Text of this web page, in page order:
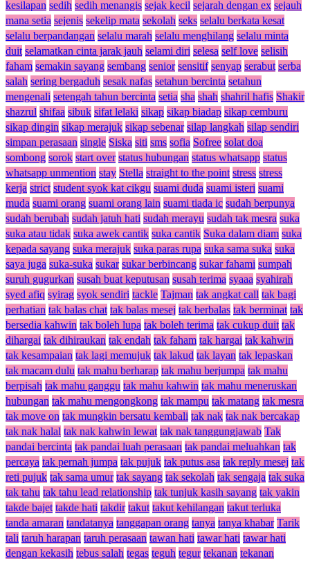
kesilapan sedih sedih menangis sejak kecil sejarah dengan ex sejauh
mana setia sejenis sekelip mata sekolah seks selalu berkata kesat
selalu berpandangan selalu marah selalu menghilang selalu minta
duit selamatkan cinta jarak jauh selami diri selesa self love selisih
faham semakin sayang sembang senior sensitif senyap serabut serba
salah sering bergaduh sesak nafas setahun bercinta setahun
mengenali setengah tahun bercinta setia sha shah shahril hafis Shakir
shazrul shifaa sibuk sifat lelaki sikap sikap biadap sikap cemburu
sikap dingin sikap merajuk sikap sebenar silap langkah silap sendiri
simpan perasaan single Siska siti sms sofia Sofree solat doa
sombong sorok start over status hubungan status whatsapp status
whatsapp unmention stay Stella straight to the point stress stress
kerja strict student syok kat cikgu suami duda suami isteri suami
muda suami orang suami orang lain suami tiada ic sudah berpunya
sudah berubah sudah jatuh hati sudah merayu sudah tak mesra suka
suka atau tidak suka awek cantik suka cantik Suka dalam diam suka
kepada sayang suka merajuk suka paras rupa suka sama suka suka
saya juga suka-suka sukar sukar berbincang sukar fahami sumpah
suruh gugurkan susah buat keputusan susah terima syaaa syahirah
syed afiq syirag syok sendiri tackle Tajman tak angkat call tak bagi
perhatian tak balas chat tak balas mesej tak berbalas tak berminat tak
bersedia kahwin tak boleh lupa tak boleh terima tak cukup duit tak
dihargai tak dihiraukan tak endah tak faham tak hargai tak kahwin
tak kesampaian tak lagi memujuk tak lakud tak layan tak lepaskan
tak macam dulu tak mahu berharap tak mahu berjumpa tak mahu
berpisah tak mahu ganggu tak mahu kahwin tak mahu meneruskan
hubungan tak mahu mengongkong tak mampu tak matang tak mesra
tak move on tak mungkin bersatu kembali tak nak tak nak bercakap
tak nak halal tak nak kahwin lewat tak nak tanggungjawab Tak
pandai bercinta tak pandai luah perasaan tak pandai meluahkan tak
percaya tak pernah jumpa tak pujuk tak putus asa tak reply mesej tak
reti pujuk tak sama umur tak sayang tak sekolah tak sengaja tak suka
tak tahu tak tahu lead relationship tak tunjuk kasih sayang tak yakin
takde bajet takde hati takdir takut takut kehilangan takut terluka
tanda amaran tandatanya tanggapan orang tanya tanya khabar Tarik
tali taruh harapan taruh perasaan tawan hati tawar hati tawar hati
dengan kekasih tebus salah tegas teguh tegur tekanan tekanan